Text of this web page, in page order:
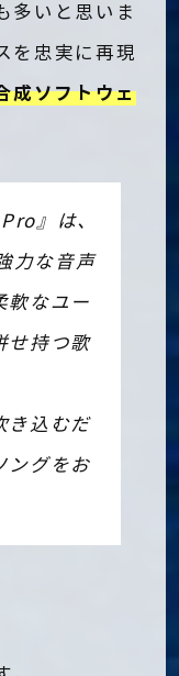
多いと思いま
を忠実に再現
成ソフトウェ
』は、
力な音声
軟なユー
せ持つ歌
き込むだ
ングをお